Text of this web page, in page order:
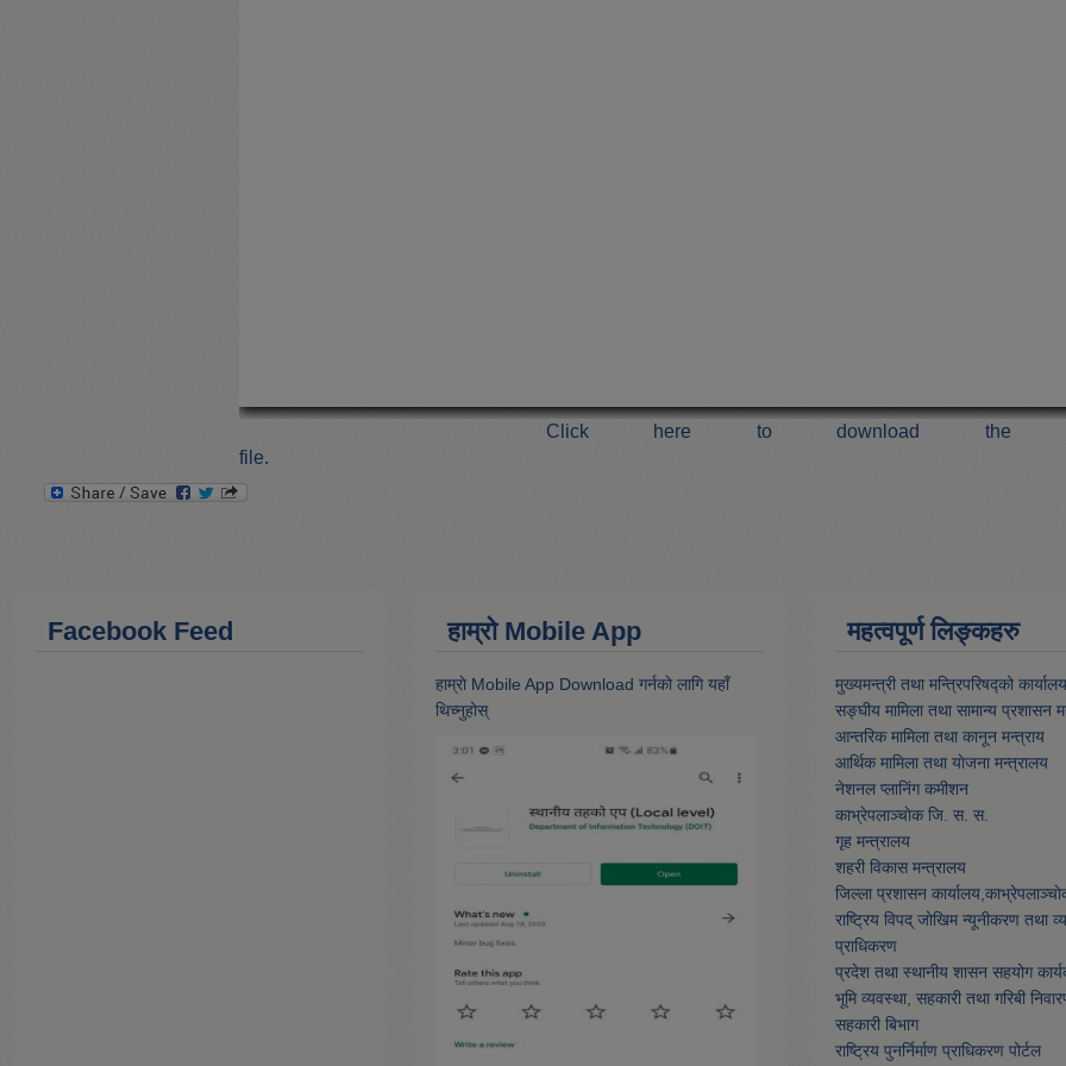
Click here to download the
file.
Facebook Feed हाम्राे Mobile App
हाम्राे Mobile App Download गर्नकाे लागि यहाँ
थिच्नुहोस्‌
महत्वपूर्ण लिङ्कहरु
मुख्यमन्त्री तथा मन्त्रिपरिषद्को
सङ्घीय मामिला तथा सामान्य प्रशासन
आन्तरिक मामिला तथा कानून मन्त्राय
आर्थिक मामिला तथा याेजना मन्त्रालय
नेशनल प्लानिंग कमीशन
काभ्रेपलाञ्चाेक जि. स. स.
गृह मन्त्रालय
शहरी विकास मन्त्रालय
जिल्ला प्रशासन
राष्ट्रिय विपद् जोखिम न्यूनीकरण तथा
प्राधिकरण
प्रदेश तथा स्थानीय शासन सहयोग
भूमि व्यवस्था, सहकारी तथा गरिबी
सहकारी बिभाग
राष्ट्रिय पुनर्निर्माण प्राधिकरण पोर्टल